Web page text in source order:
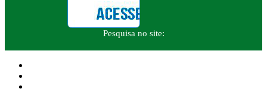
Pesquisa no site: